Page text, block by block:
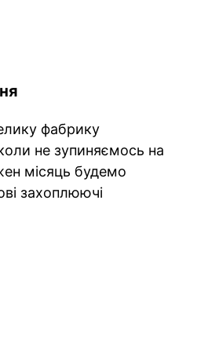
фабрику
не зупиняємось на
місяць будемо
захоплюючі